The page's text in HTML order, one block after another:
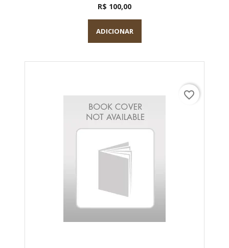
R$ 100,00
ADICIONAR
favorite_border